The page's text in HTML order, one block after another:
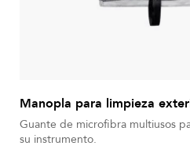
Manopla para limpieza
Guante de microfibra multiusos
su instrumento.